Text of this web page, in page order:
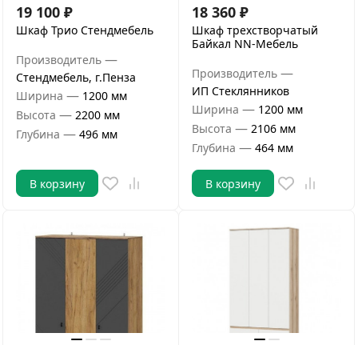
19 100 ₽
Шкаф Трио Стендмебель
Производитель —
Стендмебель, г.Пенза
Ширина — 1200 мм
Высота — 2200 мм
Глубина — 496 мм
В корзину
18 360 ₽
Шкаф трехстворчатый
Байкал NN-Мебель
Производитель —
ИП Стеклянников
Ширина — 1200 мм
Высота — 2106 мм
Глубина — 464 мм
В корзину